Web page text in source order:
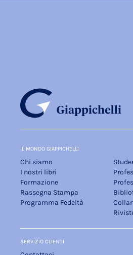
IL MONDO GIAPPICHELLI
Chi siamo
I nostri libri
Formazione
Rassegna Stampa
Programma Fedeltà
SERVIZIO CLIENTI